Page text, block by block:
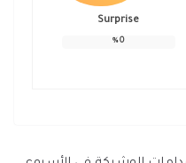
Surprise
0
%